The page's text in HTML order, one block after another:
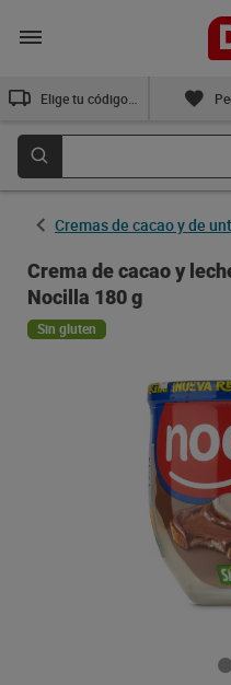
Cremas de cacao y de
Crema de cacao y
Nocilla 180 g
Sin gluten